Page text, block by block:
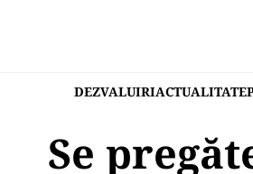
DEZVALUIRIACTUALITATE
Se